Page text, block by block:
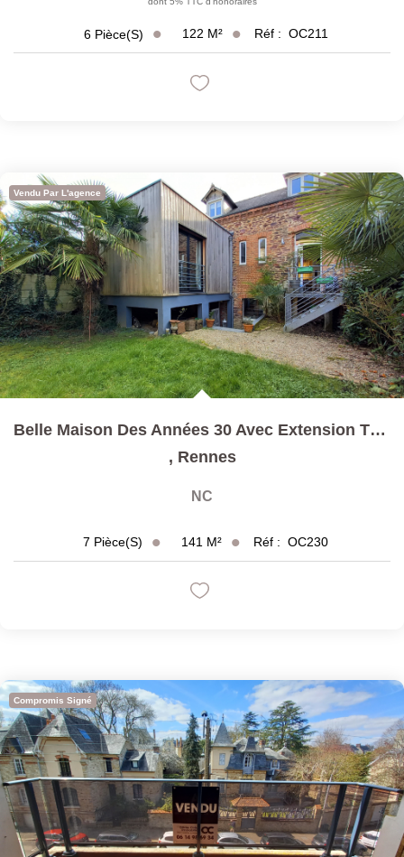
6 Pièce(s) 122 M² Réf : OC211
Vendu Par L'agence
Belle Maison Des Années 30 Avec Extension T7 141 M² ...
, Rennes
NC
7 Pièce(s) 141 M² Réf : OC230
Compromis Signé